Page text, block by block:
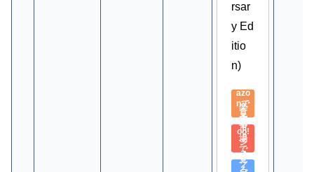
rsar
y Ed
itio
n)
azo
nで
見
る
楽
天
市
場
で
見
る
Yah
oo!
シ
ョ
ッ